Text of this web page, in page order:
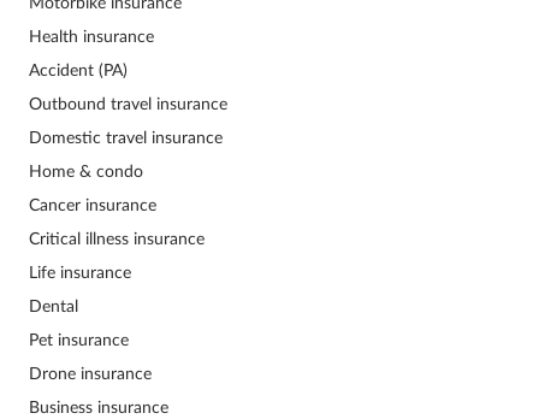
Health insurance
Accident (PA)
Outbound travel insurance
Domestic travel insurance
Home & condo
Cancer insurance
Critical illness insurance
Life insurance
Dental
Pet insurance
Drone insurance
Business insurance